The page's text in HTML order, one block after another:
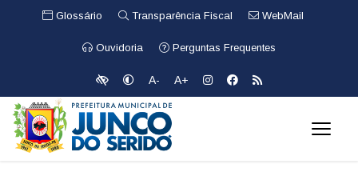
Glossário Transparência Fiscal WebMail
Ouvidoria Perguntas Frequentes
A- A+